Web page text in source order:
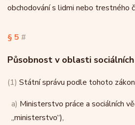
obchodování s lidmi nebo trestného
§ 5 #
Působnost v oblasti
(1) Státní správu podle tohoto
a) Ministerstvo práce a sociálních
„ministerstvo“),